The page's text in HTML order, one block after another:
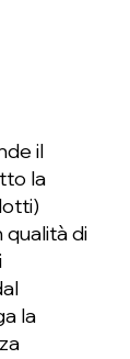
il
la
qualità di
la